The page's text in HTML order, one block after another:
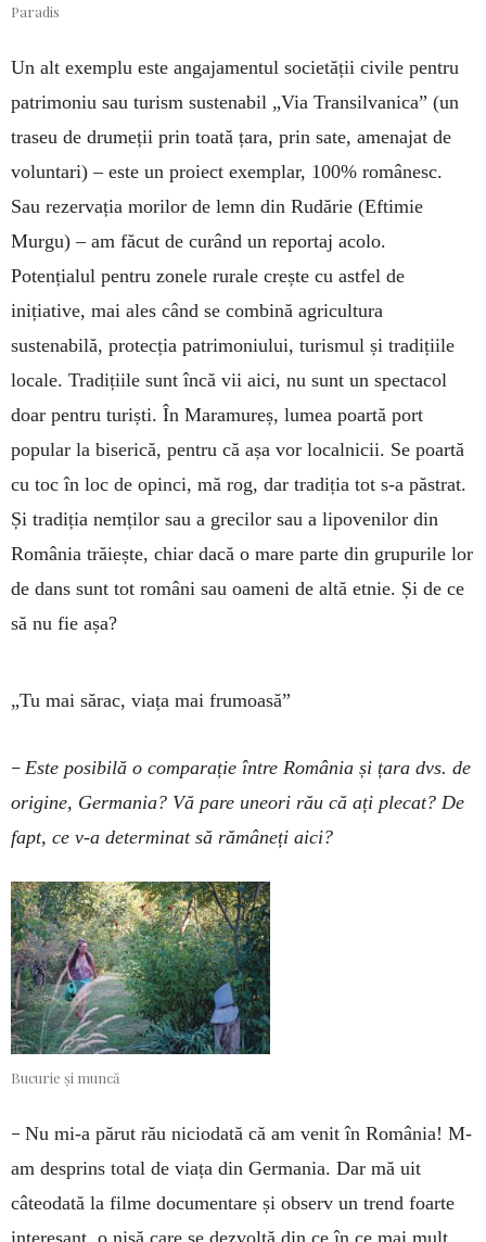
Paradis
Un alt exemplu este angajamentul societății civile pentru
patrimoniu sau turism sustenabil „Via Transilvanica” (un
traseu de drumeții prin toată țara, prin sate, amenajat de
voluntari) – este un proiect exemplar, 100% românesc.
Sau rezervația morilor de lemn din Rudărie (Eftimie
Murgu) – am făcut de curând un reportaj acolo.
Potențialul pentru zonele rurale crește cu astfel de
inițiative, mai ales când se combină agricultura
sustenabilă, protecția patrimoniului, turismul și tradițiile
locale. Tradițiile sunt încă vii aici, nu sunt un spectacol
doar pentru turiști. În Maramureș, lumea poartă port
popular la biserică, pentru că așa vor localnicii. Se poartă
cu toc în loc de opinci, mă rog, dar tradiția tot s-a păstrat.
Și tradiția nemților sau a grecilor sau a lipovenilor din
România trăiește, chiar dacă o mare parte din grupurile lor
de dans sunt tot români sau oameni de altă etnie. Și de ce
să nu fie așa?
„Tu mai sărac, viața mai frumoasă”
– Este posibilă o comparație între România și țara dvs. de
origine, Germania? Vă pare uneori rău că ați plecat? De
fapt, ce v-a determinat să rămâneți aici?
Bucurie și muncă
– Nu mi-a părut rău niciodată că am venit în România! M-
am desprins total de viața din Germania. Dar mă uit
câteodată la filme documentare și observ un trend foarte